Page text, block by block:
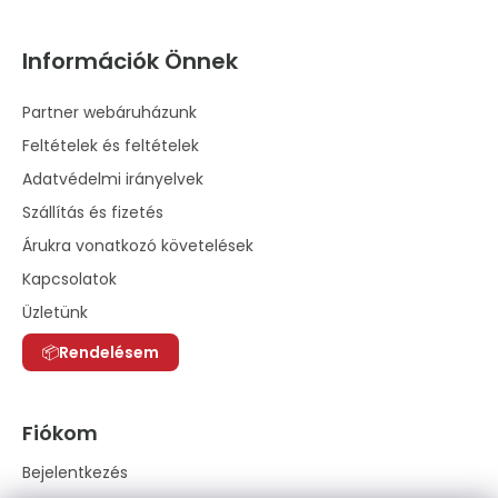
Információk Önnek
Partner webáruházunk
Feltételek és feltételek
Adatvédelmi irányelvek
Szállítás és fizetés
Árukra vonatkozó követelések
Kapcsolatok
Üzletünk
Rendelésem
Fiókom
Bejelentkezés